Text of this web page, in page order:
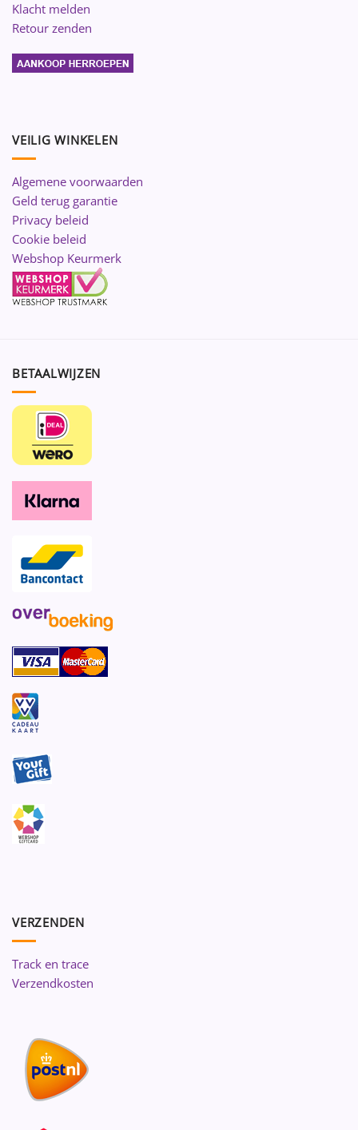
Klacht melden
Retour zenden
VEILIG WINKELEN
Algemene voorwaarden
Geld terug garantie
Privacy beleid
Cookie beleid
Webshop Keurmerk
BETAALWIJZEN
VERZENDEN
Track en trace
Verzendkosten